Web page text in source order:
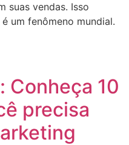
suas vendas. Isso
um fenômeno mundial.
Conheça 10
precisa